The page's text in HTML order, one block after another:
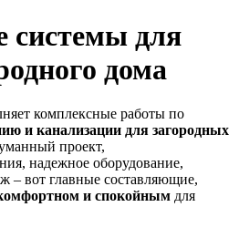
для
дома
комплексные работы по
и канализации для загородных
проект,
надежное оборудование,
– вот главные составляющие,
и спокойным для